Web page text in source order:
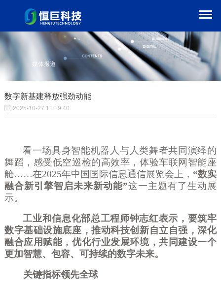
媒体报道
数字新基建释放强劲动能
2025-10-27 11:19:40
看一场具身智能机器人与人类舞者共同演绎的
舞蹈，感受低空巡检的高效率，体验车联网智能座
舱……在2025年中国国际信息通信展览会上， “数实
融合新引擎智启未来新动能”这一主题有了生动展
示。
工业和信息化部总工程师钟志红表示，要筑牢
数字基础设施底座，推动科技创新自立自强，深化
融合应用赋能，优化行业发展环境，共同建设一个
更加智慧、包容、可持续的数字未来。
关键指标领先全球